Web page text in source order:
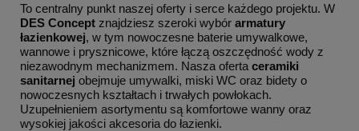
To centralny punkt naszej oferty i serce każdego projektu. W
DES Concept znajdziesz szeroki wybór armatury
łazienkowej, w tym nowoczesne baterie umywalkowe,
wannowe i prysznicowe, które łączą oszczędność wody z
niezawodnym mechanizmem. Nasza oferta ceramiki
sanitarnej obejmuje umywalki, miski WC oraz bidety o
nowoczesnych kształtach i trwałych powłokach.
Uzupełnieniem asortymentu są komfortowe wanny oraz
wysokiej jakości akcesoria do łazienki.